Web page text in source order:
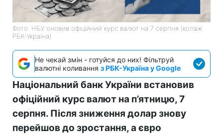
Фото: НБУ оновив офіційний курс валют на 7 серпня (колаж
РБК-Україна)
Не чекай змін - готуйся до них! Фільтруй
валютні коливання з РБК-Україна у Google
Національний банк України встановив
офіційний курс валют на п’ятницю, 7
серпня. Після зниження долар знову
перейшов до зростання, а євро